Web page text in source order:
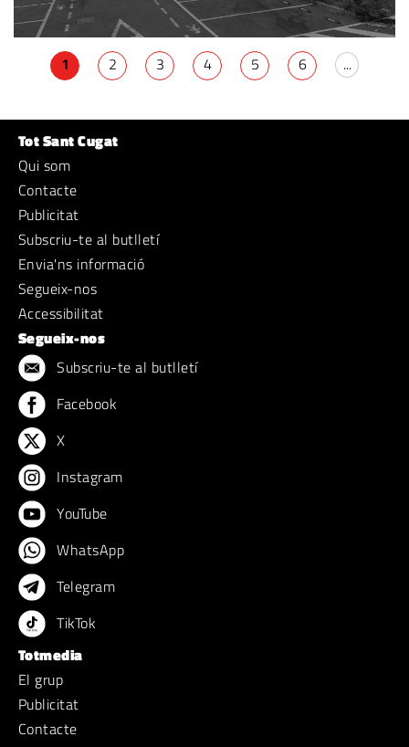
1 2 3 4 5 6 ...
Tot Sant Cugat
Qui som
Contacte
Publicitat
Subscriu-te al butlletí
Envia'ns informació
Segueix-nos
Accessibilitat
Segueix-nos
Subscriu-te al butlletí
Facebook
X
Instagram
YouTube
WhatsApp
Telegram
TikTok
Totmedia
El grup
Publicitat
Contacte